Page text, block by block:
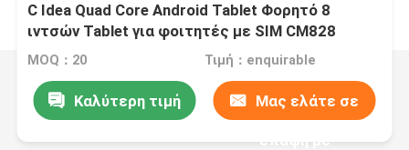
C Idea Quad Core Android Tablet Φορητό 8
ιντσών Tablet για φοιτητές με SIM CM828
Μαύρο
MOQ：20 Τιμή：enquirable
Καλύτερη τιμή Μας ελάτε σε
επαφή με